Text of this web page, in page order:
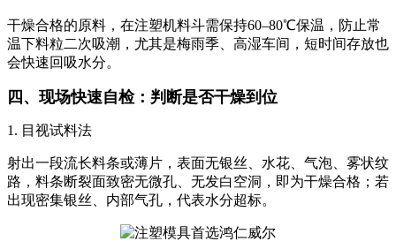
干燥合格的原料，在注塑机料斗需保持60–80℃保温，防止常
温下料粒二次吸潮，尤其是梅雨季、高湿车间，短时间存放也
会快速回吸水分。
四、现场快速自检：判断是否干燥到位
1. 目视试料法
射出一段流长料条或薄片，表面无银丝、水花、气泡、雾状纹
路，料条断裂面致密无微孔、无发白空洞，即为干燥合格；若
出现密集银丝、内部气孔，代表水分超标。